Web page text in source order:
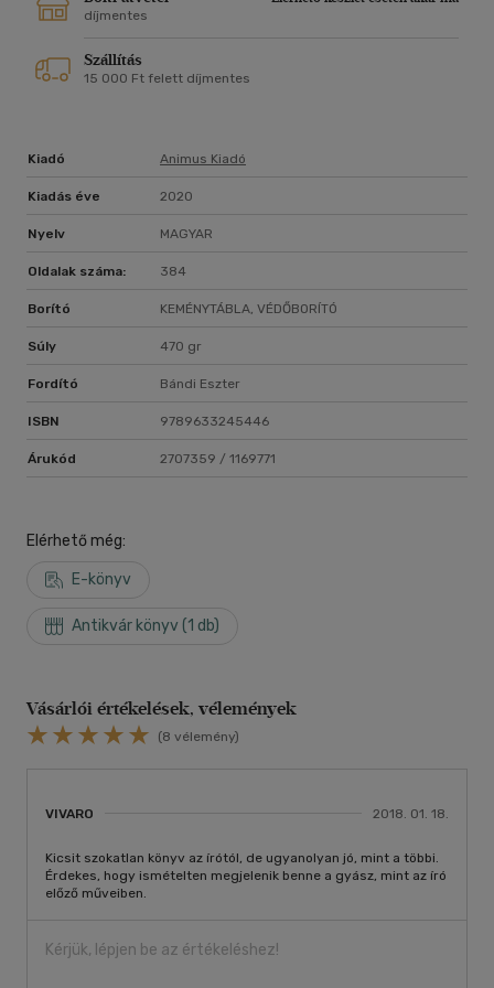
szakad el tőle.
díjmentes
Szállítás
15 000 Ft felett díjmentes
Kiadó Animus Kiadó
Kiadás éve 2020
Nyelv MAGYAR
Oldalak száma: 384
Borító KEMÉNYTÁBLA, VÉDŐBORÍTÓ
Súly 470 gr
Fordító Bándi Eszter
ISBN 9789633245446
Árukód 2707359 / 1169771
Elérhető még:
E-könyv
Antikvár könyv (1 db)
Vásárlói értékelések, vélemények
(8 vélemény)
VIVARO 2018. 01. 18.
Kicsit szokatlan könyv az írótól, de ugyanolyan jó, mint a többi.
Érdekes, hogy ismételten megjelenik benne a gyász, mint az író
előző műveiben.
Kérjük, lépjen be az értékeléshez!